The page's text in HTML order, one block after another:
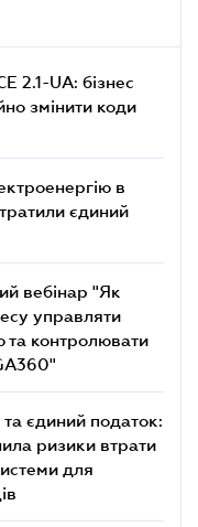
2.1-UA: бізнес
змінити коди
в
єдиний
вебінар "Як
управляти
та контролювати
єдиний податок:
ризики втрати
для